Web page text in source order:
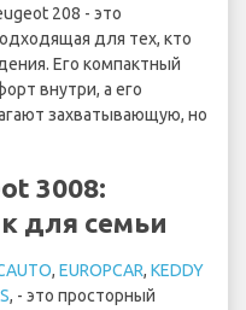
208 - это
для тех, кто
Его компактный
внутри, а его
захватывающую, но
3008:
для семьи
, EUROPCAR, KEDDY
, - это просторный